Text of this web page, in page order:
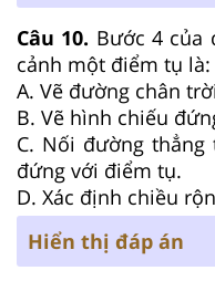
Câu 10. Bước 4 của
cảnh một điểm tụ là:
A. Vẽ đường chân
B. Vẽ hình chiếu
C. Nối đường
đứng với điểm tụ.
D. Xác định chiều
Hiển thị đáp án